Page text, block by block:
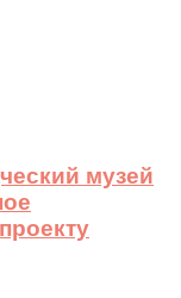
музей